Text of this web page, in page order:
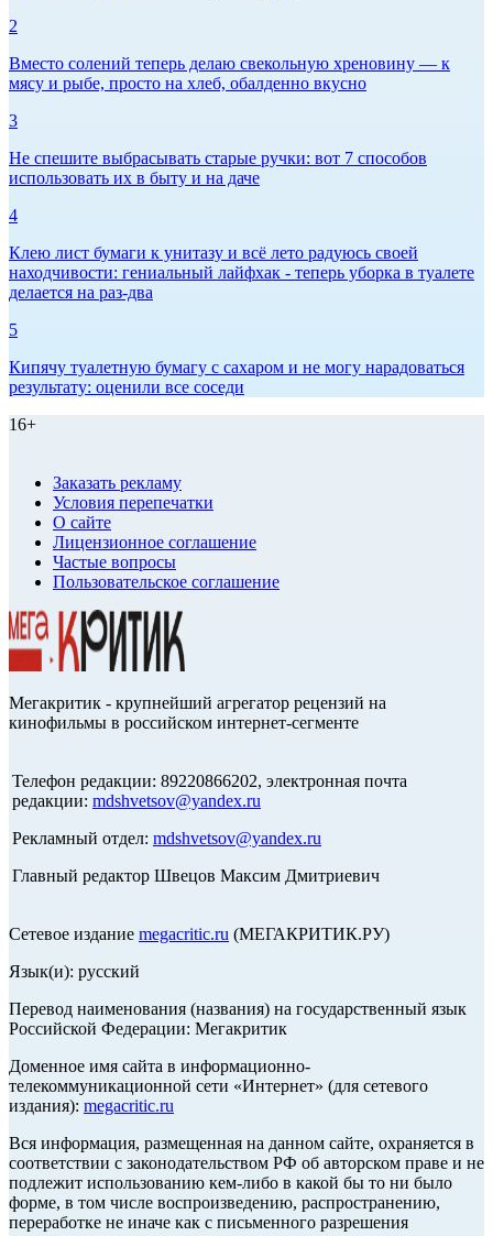
2
Вместо солений теперь делаю свекольную хреновину — к
мясу и рыбе, просто на хлеб, обалденно вкусно
3
Не спешите выбрасывать старые ручки: вот 7 способов
использовать их в быту и на даче
4
Клею лист бумаги к унитазу и всё лето радуюсь своей
находчивости: гениальный лайфхак - теперь уборка в туалете
делается на раз-два
5
Кипячу туалетную бумагу с сахаром и не могу нарадоваться
результату: оценили все соседи
16+
Заказать рекламу
Условия перепечатки
О сайте
Лицензионное соглашение
Частые вопросы
Пользовательское соглашение
Мегакритик - крупнейший агрегатор рецензий на
кинофильмы в российском интернет-сегменте
Телефон редакции: 89220866202, электронная почта
редакции: mdshvetsov@yandex.ru
Рекламный отдел: mdshvetsov@yandex.ru
Главный редактор Швецов Максим Дмитриевич
Сетевое издание megacritic.ru (МЕГАКРИТИК.РУ)
Язык(и): русский
Перевод наименования (названия) на государственный язык
Российской Федерации: Мегакритик
Доменное имя сайта в информационно-
телекоммуникационной сети «Интернет» (для сетевого
издания): megacritic.ru
Вся информация, размещенная на данном сайте, охраняется в
соответствии с законодательством РФ об авторском праве и не
подлежит использованию кем-либо в какой бы то ни было
форме, в том числе воспроизведению, распространению,
переработке не иначе как с письменного разрешения